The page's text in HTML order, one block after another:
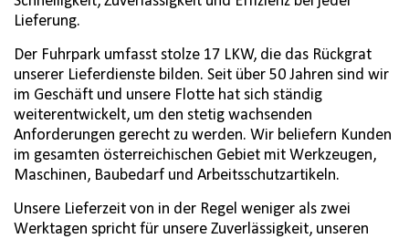
Lieferung.
Der Fuhrpark umfasst stolze 17 LKW, die das Rückgrat
unserer Lieferdienste bilden. Seit über 50 Jahren sind wir
im Geschäft und unsere Flotte hat sich ständig
weiterentwickelt, um den stetig wachsenden
Anforderungen gerecht zu werden. Wir beliefern Kunden
im gesamten österreichischen Gebiet mit Werkzeugen,
Maschinen, Baubedarf und Arbeitsschutzartikeln.
Unsere Lieferzeit von in der Regel weniger als zwei
Werktagen spricht für unsere Zuverlässigkeit, unseren